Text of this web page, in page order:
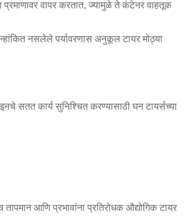
वापर करतात, ज्यामुळे ते कंटेनर वाहतूक
नसलेले पर्यावरणास अनुकूल टायर मोठ्या
सतत कार्य सुनिश्चित करण्यासाठी घन टायर्सच्या
आणि प्रभावांना प्रतिरोधक औद्योगिक टायर